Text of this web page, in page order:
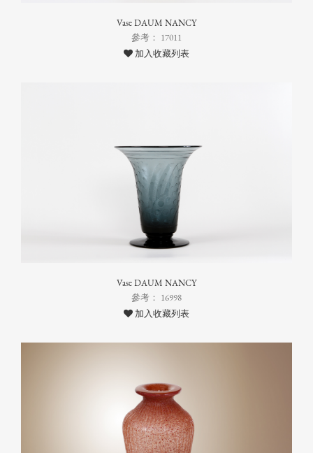
Vase DAUM NANCY
參考： 17011
加入收藏列表
Vase DAUM NANCY
參考： 16998
加入收藏列表